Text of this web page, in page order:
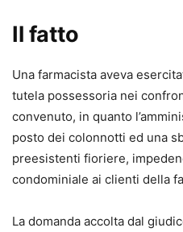
Il fatto
Una farmacista aveva
tutela possessoria nei
convenuto, in quanto
posto dei colonnotti ed una
preesistenti fioriere,
condominiale ai clienti della
La domanda accolta dal